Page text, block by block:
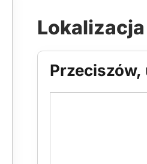
Przeciszów,